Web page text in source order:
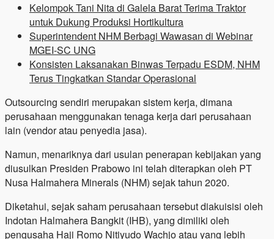
Kelompok Tani Nita di Galela Barat Terima Traktor
untuk Dukung Produksi Hortikultura
Superintendent NHM Berbagi Wawasan di Webinar
MGEI-SC UNG
Konsisten Laksanakan Binwas Terpadu ESDM, NHM
Terus Tingkatkan Standar Operasional
Outsourcing sendiri merupakan sistem kerja, dimana
perusahaan menggunakan tenaga kerja dari perusahaan
lain (vendor atau penyedia jasa).
Namun, menariknya dari usulan penerapan kebijakan yang
diusulkan Presiden Prabowo ini telah diterapkan oleh PT
Nusa Halmahera Minerals (NHM) sejak tahun 2020.
Diketahui, sejak saham perusahaan tersebut diakuisisi oleh
Indotan Halmahera Bangkit (IHB), yang dimiliki oleh
pengusaha Haji Romo Nitiyudo Wachjo atau yang lebih